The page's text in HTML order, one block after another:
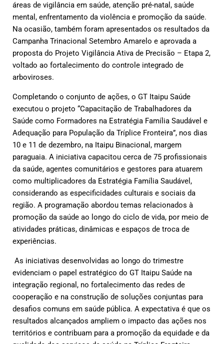
áreas de vigilância em saúde, atenção pré-natal, saúde
mental, enfrentamento da violência e promoção da saúde.
Na ocasião, também foram apresentados os resultados da
Campanha Trinacional Setembro Amarelo e aprovada a
proposta do Projeto Vigilância Ativa de Precisão – Etapa 2,
voltado ao fortalecimento do controle integrado de
arboviroses.
Completando o conjunto de ações, o GT Itaipu Saúde
executou o projeto “Capacitação de Trabalhadores da
Saúde como Formadores na Estratégia Família Saudável e
Adequação para População da Tríplice Fronteira”, nos dias
10 e 11 de dezembro, na Itaipu Binacional, margem
paraguaia. A iniciativa capacitou cerca de 75 profissionais
da saúde, agentes comunitários e gestores para atuarem
como multiplicadores da Estratégia Família Saudável,
considerando as especificidades culturais e sociais da
região. A programação abordou temas relacionados à
promoção da saúde ao longo do ciclo de vida, por meio de
atividades práticas, dinâmicas e espaços de troca de
experiências.
As iniciativas desenvolvidas ao longo do trimestre
evidenciam o papel estratégico do GT Itaipu Saúde na
integração regional, no fortalecimento das redes de
cooperação e na construção de soluções conjuntas para
desafios comuns em saúde pública. A expectativa é que os
resultados alcançados ampliem o impacto das ações nos
territórios e contribuam para a promoção da equidade e da